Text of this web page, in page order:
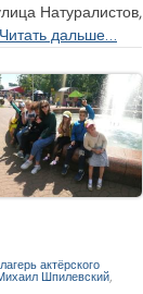
Натуралистов,
Читать дальше…
актёрского
Шпилевский